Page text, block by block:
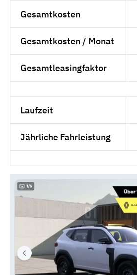
Gesamtkosten
Gesamtkosten / Monat
Gesamtleasingfaktor
Laufzeit
Jährliche Fahrleistung